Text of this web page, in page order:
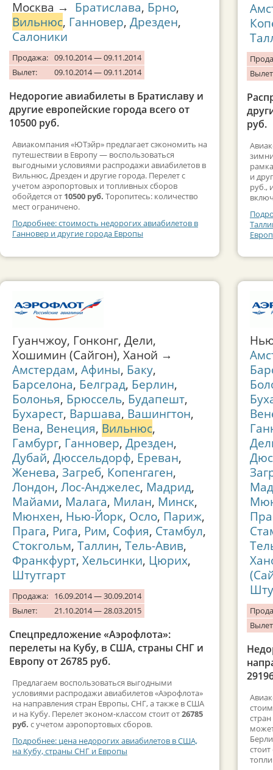
Москва → Братислава, Брно,
Вильнюс, Ганновер, Дрезден,
Салоники
Продажа: 09.10.2014 — 09.11.2014
Вылет:
09.10.2014 — 09.11.2014
Недорогие авиабилеты в Братиславу и
другие европейские города всего от
10500 руб.
Авиакомпания «ЮТэйр» предлагает сэкономить на
путешествии в Европу — воспользоваться
выгодными условиями распродажи авиабилетов в
Вильнюс, Дрезден и другие города. Перелет с
учетом аэропортовых и топливных сборов
обойдется от 10500 руб. Торопитесь: количество
мест ограничено.
Подробнее: стоимость недорогих авиабилетов в
Ганновер и другие города Европы
Гуанчжоу, Гонконг, Дели,
Хошимин (Сайгон), Ханой →
Амстердам, Афины, Баку,
Барселона, Белград, Берлин,
Болонья, Брюссель, Будапешт,
Бухарест, Варшава, Вашингтон,
Вена, Венеция, Вильнюс,
Гамбург, Ганновер, Дрезден,
Дубай, Дюссельдорф, Ереван,
Женева, Загреб, Копенгаген,
Лондон, Лос-Анджелес, Мадрид,
Майами, Малага, Милан, Минск,
Мюнхен, Нью-Йорк, Осло, Париж,
Прага, Рига, Рим, София, Стамбул,
Стокгольм, Таллин, Тель-Авив,
Франкфурт, Хельсинки, Цюрих,
Штутгарт
Продажа:
16.09.2014 — 30.09.2014
Вылет:
21.10.2014 — 28.03.2015
Спецпредложение «Аэрофлота»:
перелеты на Кубу, в США, страны СНГ и
Европу от 26785 руб.
Предлагаем воспользоваться выгодными
условиями распродажи авиабилетов «Аэрофлота»
на направления стран Европы, СНГ, а также в США
и на Кубу. Перелет эконом-классом стоит от26785
руб. с учетом аэропортовых сборов.
Подробнее: цена недорогих авиабилетов в США,
на Кубу, страны СНГ и Европы
руб.
и
руб.,